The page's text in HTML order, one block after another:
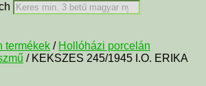
termékek / Hollóházi porcelán
/ KEKSZES 245/1945 I.O. ERIKA